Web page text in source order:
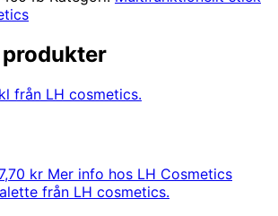
krDet
nuvarande
Mer info hos LH Cosmetics